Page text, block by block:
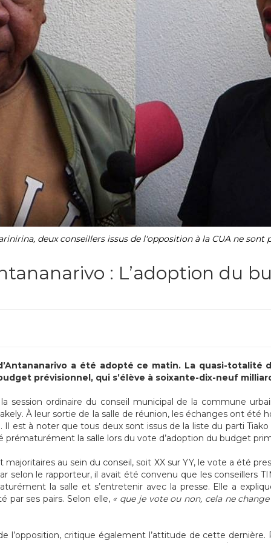
deux conseillers issus de l'opposition à la CUA ne
: L’adoption du
a été adopté ce matin. La quasi-totalité
prévisionnel, qui s’élève à soixante-dix-neuf
session ordinaire du conseil municipal de la commune
À leur sortie de la salle de réunion, les échanges ont été
est à noter que tous deux sont issus de la liste du parti
prématurément la salle lors du vote d’adoption du budget
majoritaires au sein du conseil, soit XX sur YY, le vote a été
selon le rapporteur, il avait été convenu que les conseillers
la salle et s’entretenir avec la presse. Elle a
ses pairs. Selon elle, « que je vote ou non, cela ne
l’opposition, critique également l’attitude de cette